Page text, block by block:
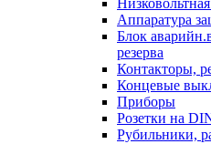
Аппаратура
Блок
резерва
Контакторы,
Концевые
Приборы
Розетки на
Рубильники,